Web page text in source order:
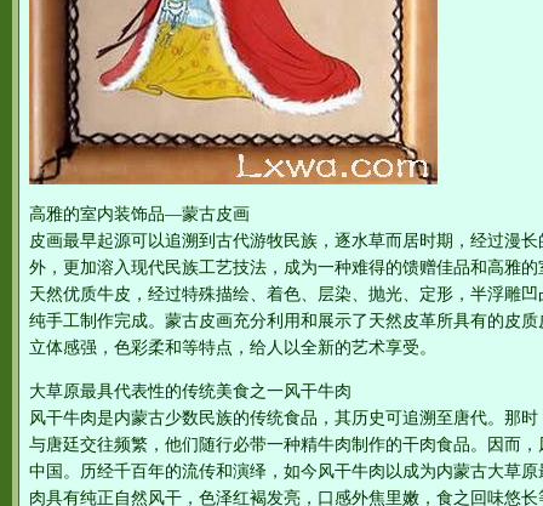
高雅的室内装饰品—蒙古皮画
皮画最早起源可以追溯到古代游牧民族，逐水草而居时期，经过漫
外，更加溶入现代民族工艺技法，成为一种难得的馈赠佳品和高雅
天然优质牛皮，经过特殊描绘、着色、层染、抛光、定形，半浮雕
纯手工制作完成。蒙古皮画充分利用和展示了天然皮革所具有的皮
立体感强，色彩柔和等特点，给人以全新的艺术享受。
大草原最具代表性的传统美食之一风干牛肉
风干牛肉是内蒙古少数民族的传统食品，其历史可追溯至唐代。那
与唐廷交往频繁，他们随行必带一种精牛肉制作的干肉食品。因而
中国。历经千百年的流传和演绎，如今风干牛肉以成为内蒙古大草
肉具有纯正自然风干，色泽红褐发亮，口感外焦里嫩，食之回味悠长